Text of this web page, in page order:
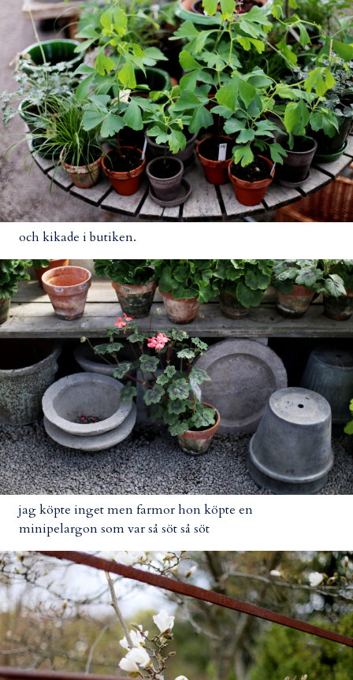
och kikade i butiken.
jag köpte inget men farmor hon köpte en
minipelargon som var så söt så söt